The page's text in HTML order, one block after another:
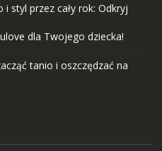
i styl przez cały rok: Odkryj
dla Twojego dziecka!
tanio i oszczędzać na